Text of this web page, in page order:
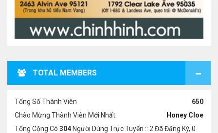
TOTAL MEMBERS
Tổng Số Thành Viên
650
Chào Mừng Thành Viên Mới Nhất:
Honey Cloe
Tổng Cộng Có 304 Người Dùng Trực Tuyến :: 2 Đã Đăng Ký, 0